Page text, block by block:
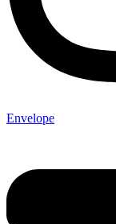
Envelope